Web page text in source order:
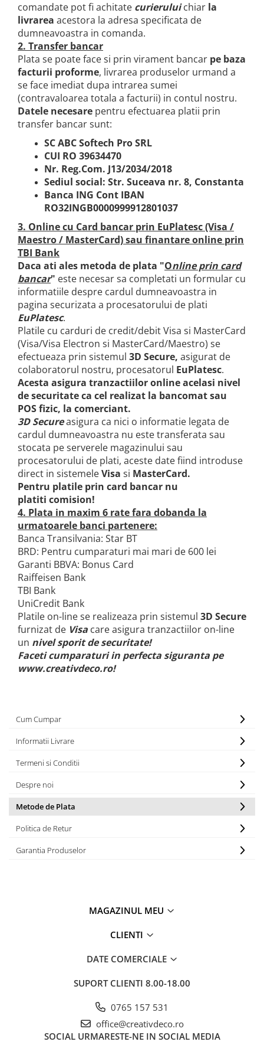
Masute Laterale
Mese Bar
Accesorii mese
Canapele
Canapele Coltar
Canapele Modulare
Canapele Extensibile
Canapele Sezlong
Canapele 2 locuri
Canapele 3 locuri
Canapele 4 locuri
Masute de toaleta
Console
Taburete si pufuri
Banchete, Bancute
Comode TV
Paturi
Tablii pat
Noptiere
Comode si Bufete
Oglinzi
Biblioteci si Rafturi
Sifoniere si Dulapuri
Vitrine
Rafturi de perete
Mobilier bar
Cuiere
Birouri
Carucior de servire
Postamente, Piedestale
Paravane de camera
Umbrele Exterior
Accesorii Exterior
Ghivece, Vase Exterior
Usi Decorative
Coloane decorative
Trofee, Taxidermii, Busturi
Animale
Cufere si valize decorative
Cutii decorative
Ghivece, Suporturi flori
Ghivece, Vase Exterior
Flori, Plante artificiale
Opritoare pentru usi
Suporturi sticle
Suport Umbrela
Suport ziare/reviste
Organizator obiecte mici
Oglinzi cu picior
Clepsidra
comandate pot fi achitate curieruluichiar la
livrarea acestora la adresa specificata de
dumneavoastra in comanda.
2. Transfer bancar
Plata se poate face si prin virament bancar pe baza
facturii proforme, livrarea produselor urmand a
se face imediat dupa intrarea sumei
(contravaloarea totala a facturii) in contul nostru.
Datele necesare pentru efectuarea platii prin
transfer bancar sunt:
SC ABC Softech Pro SRL
CUI RO 39634470
Nr. Reg.Com. J13/2034/2018
Sediul social: Str. Suceava nr. 8, Constanta
Banca ING Cont IBAN
RO32INGB0000999912801037
3. Online cu Card bancar prin EuPlatesc (Visa /
Maestro / MasterCard) sau finantare online prin
TBI Bank
Daca ati ales metoda de plata "Online prin card
bancar" este necesar sa completati un formular cu
informatiile despre cardul dumneavoastra in
pagina securizata a procesatorului de plati
EuPlatesc.
Platile cu carduri de credit/debit Visa si MasterCard
(Visa/Visa Electron si MasterCard/Maestro) se
efectueaza prin sistemul 3D Secure, asigurat de
colaboratorul nostru, procesatorul EuPlatesc.
Acesta asigura tranzactiilor online acelasi nivel
de securitate ca cel realizat la bancomat sau
POS fizic, la comerciant.
3D Secureasigura ca nici o informatie legata de
cardul dumneavoastra nu este transferata sau
stocata pe serverele magazinului sau
procesatorului de plati, aceste date fiind introduse
direct in sistemeleVisa si MasterCard.
Pentru platile prin card bancar nu
platiti comision!
4. Plata in maxim 6 rate fara dobanda la
urmatoarele banci partenere:
Banca Transilvania: Star BT
BRD: Pentru cumparaturi mai mari de 600 lei
Garanti BBVA: Bonus Card
Raiffeisen Bank
TBI Bank
UniCredit Bank
Platile on-line se realizeaza prin sistemul 3D Secure
furnizat de Visa care asigura tranzactiilor on-line
un nivel sporit de securitate!
Faceti cumparaturi in perfecta siguranta pe
www.creativdeco.ro!
Cum Cumpar
Informatii Livrare
Termeni si Conditii
Despre noi
Metode de Plata
Politica de Retur
Garantia Produselor
MAGAZINUL MEU
CLIENTI
DATE COMERCIALE
SUPORT CLIENTI 8.00-18.00
0765 157 531
office@creativdeco.ro
SOCIAL URMARESTE-NE IN SOCIAL MEDIA